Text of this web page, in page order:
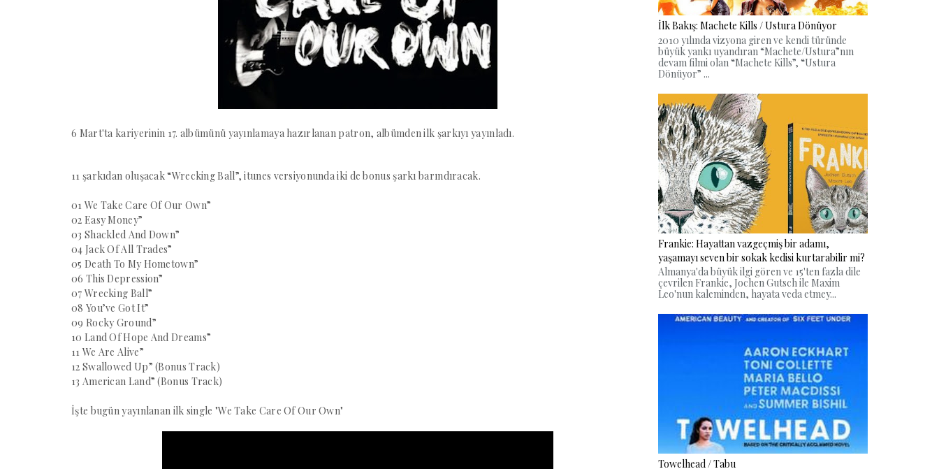
6 Mart'ta kariyerinin 17. albümünü yayınlamaya hazırlanan patron, albümden ilk şarkıyı yayınladı.
11 şarkıdan oluşacak “Wrecking Ball”, itunes versiyonunda iki de bonus şarkı barındıracak.
01 We Take Care Of Our Own”
02 Easy Money”
03 Shackled And Down”
04 Jack Of All Trades”
05 Death To My Hometown”
06 This Depression”
07 Wrecking Ball”
08 You’ve Got It”
09 Rocky Ground”
10 Land Of Hope And Dreams”
11 We Are Alive”
12 Swallowed Up” (Bonus Track)
13 American Land” (Bonus Track)
İşte bugün yayınlanan ilk single "We Take Care Of Our Own"
İlk Bakış: Machete Kills / Ustura Dönüyor
2010 yılında vizyona giren ve kendi türünde
büyük yankı uyandıran “Machete/Ustura”nın
devam filmi olan “Machete Kills”, “Ustura
Dönüyor” ...
Frankie: Hayattan vazgeçmiş bir adamı,
yaşamayı seven bir sokak kedisi kurtarabilir mi?
Almanya'da büyük ilgi gören ve 15'ten fazla dile
çevrilen Frankie, Jochen Gutsch ile Maxim
Leo'nun kaleminden, hayata veda etmey...
Towelhead / Tabu